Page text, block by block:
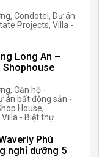
Condotel, Dự án
Projects, Villa -
Long An –
Shophouse
Căn hộ -
án bất động sản -
House,
- Biệt thự
Phú
nghỉ dưỡng 5